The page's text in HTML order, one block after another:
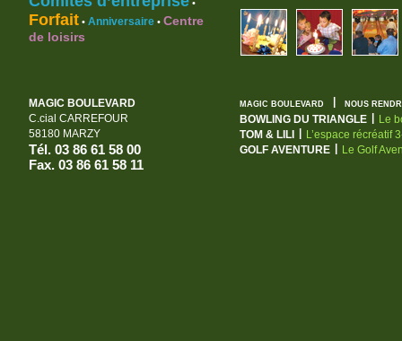
•
Forfait • Anniversaire • Centre
de loisirs
MAGIC BOULEVARD
C.cial CARREFOUR
58180 MARZY
Tél. 03 86 61 58 00
Fax. 03 86 61 58 11
MAGIC BOULEVARD | NOUS
BOWLING DU TRIANGLE | Le
TOM & LILI | L’espace récréatif
GOLF AVENTURE | Le Golf